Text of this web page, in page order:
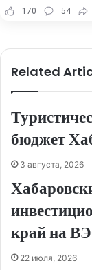
170
54
Related
бюджет
3 августа, 2026
край на
22 июля, 2026